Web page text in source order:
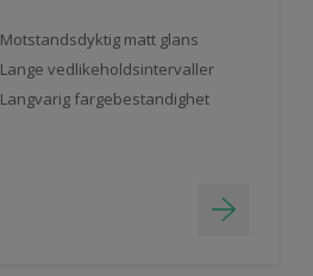
Motstandsdyktig matt glans
Lange vedlikeholdsintervaller
Langvarig fargebestandighet